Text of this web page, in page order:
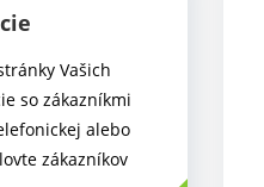
Vašich
so zákazníkmi
alebo
zákazníkov